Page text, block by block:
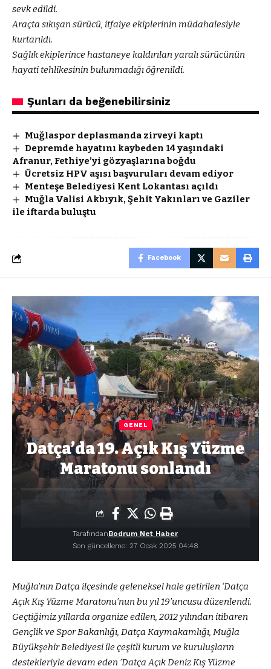
sevk edildi.
Araçta sıkışan sürücü, itfaiye ekiplerinin müdahalesiyle
kurtarıldı.
Sağlık ekiplerince hastaneye kaldırılan yaralı sürücünün
hayati tehlikesinin bulunmadığı öğrenildi.
Şunları da beğenebilirsiniz
Muğlaspor deplasmanda zirveyi kaptı
Depremde hayatını kaybeden 14 yaşındaki
Afranur, Fethiye’yi gözyaşlarına boğdu
Ücretsiz HPV aşısı başvuruları devam ediyor
Menteşe Belediyesi Kent Lokantası açıldı
Muğla Valisi Akbıyık, Şehit Yakınları ve Gaziler
ile iftarda buluştu
Facebook
GENEL
Datça’da 19. Açık Kış Yüzme
Maratonu sonlandı
Son güncelleme: 27 Ocak 2025 04:48
TarafındanBodrum Net Haber
Muğla’nın Datça ilçesinde geleneksel hale getirilen ‘Datça
Açık Kış Yüzme Maratonu’nun bu yıl 19’uncusu düzenlendi.
Geçtiğimiz yıllarda organize edilen, 2012 yılından itibaren
Gençlik ve Spor Bakanlığı, Datça Kaymakamlığı, Muğla
Büyükşehir Belediyesi ile çeşitli kurum ve kuruluşların
destekleriyle devam eden ’Datça Açık Deniz Kış Yüzme